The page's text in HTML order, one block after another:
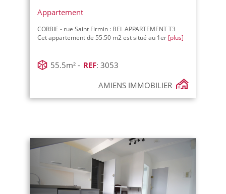
Appartement
CORBIE - rue Saint Firmin : BEL APPARTEMENT T3
Cet appartement de 55.50 m2 est situé au 1er [plus]
55.5m² - REF: 3053
AMIENS IMMOBILIER